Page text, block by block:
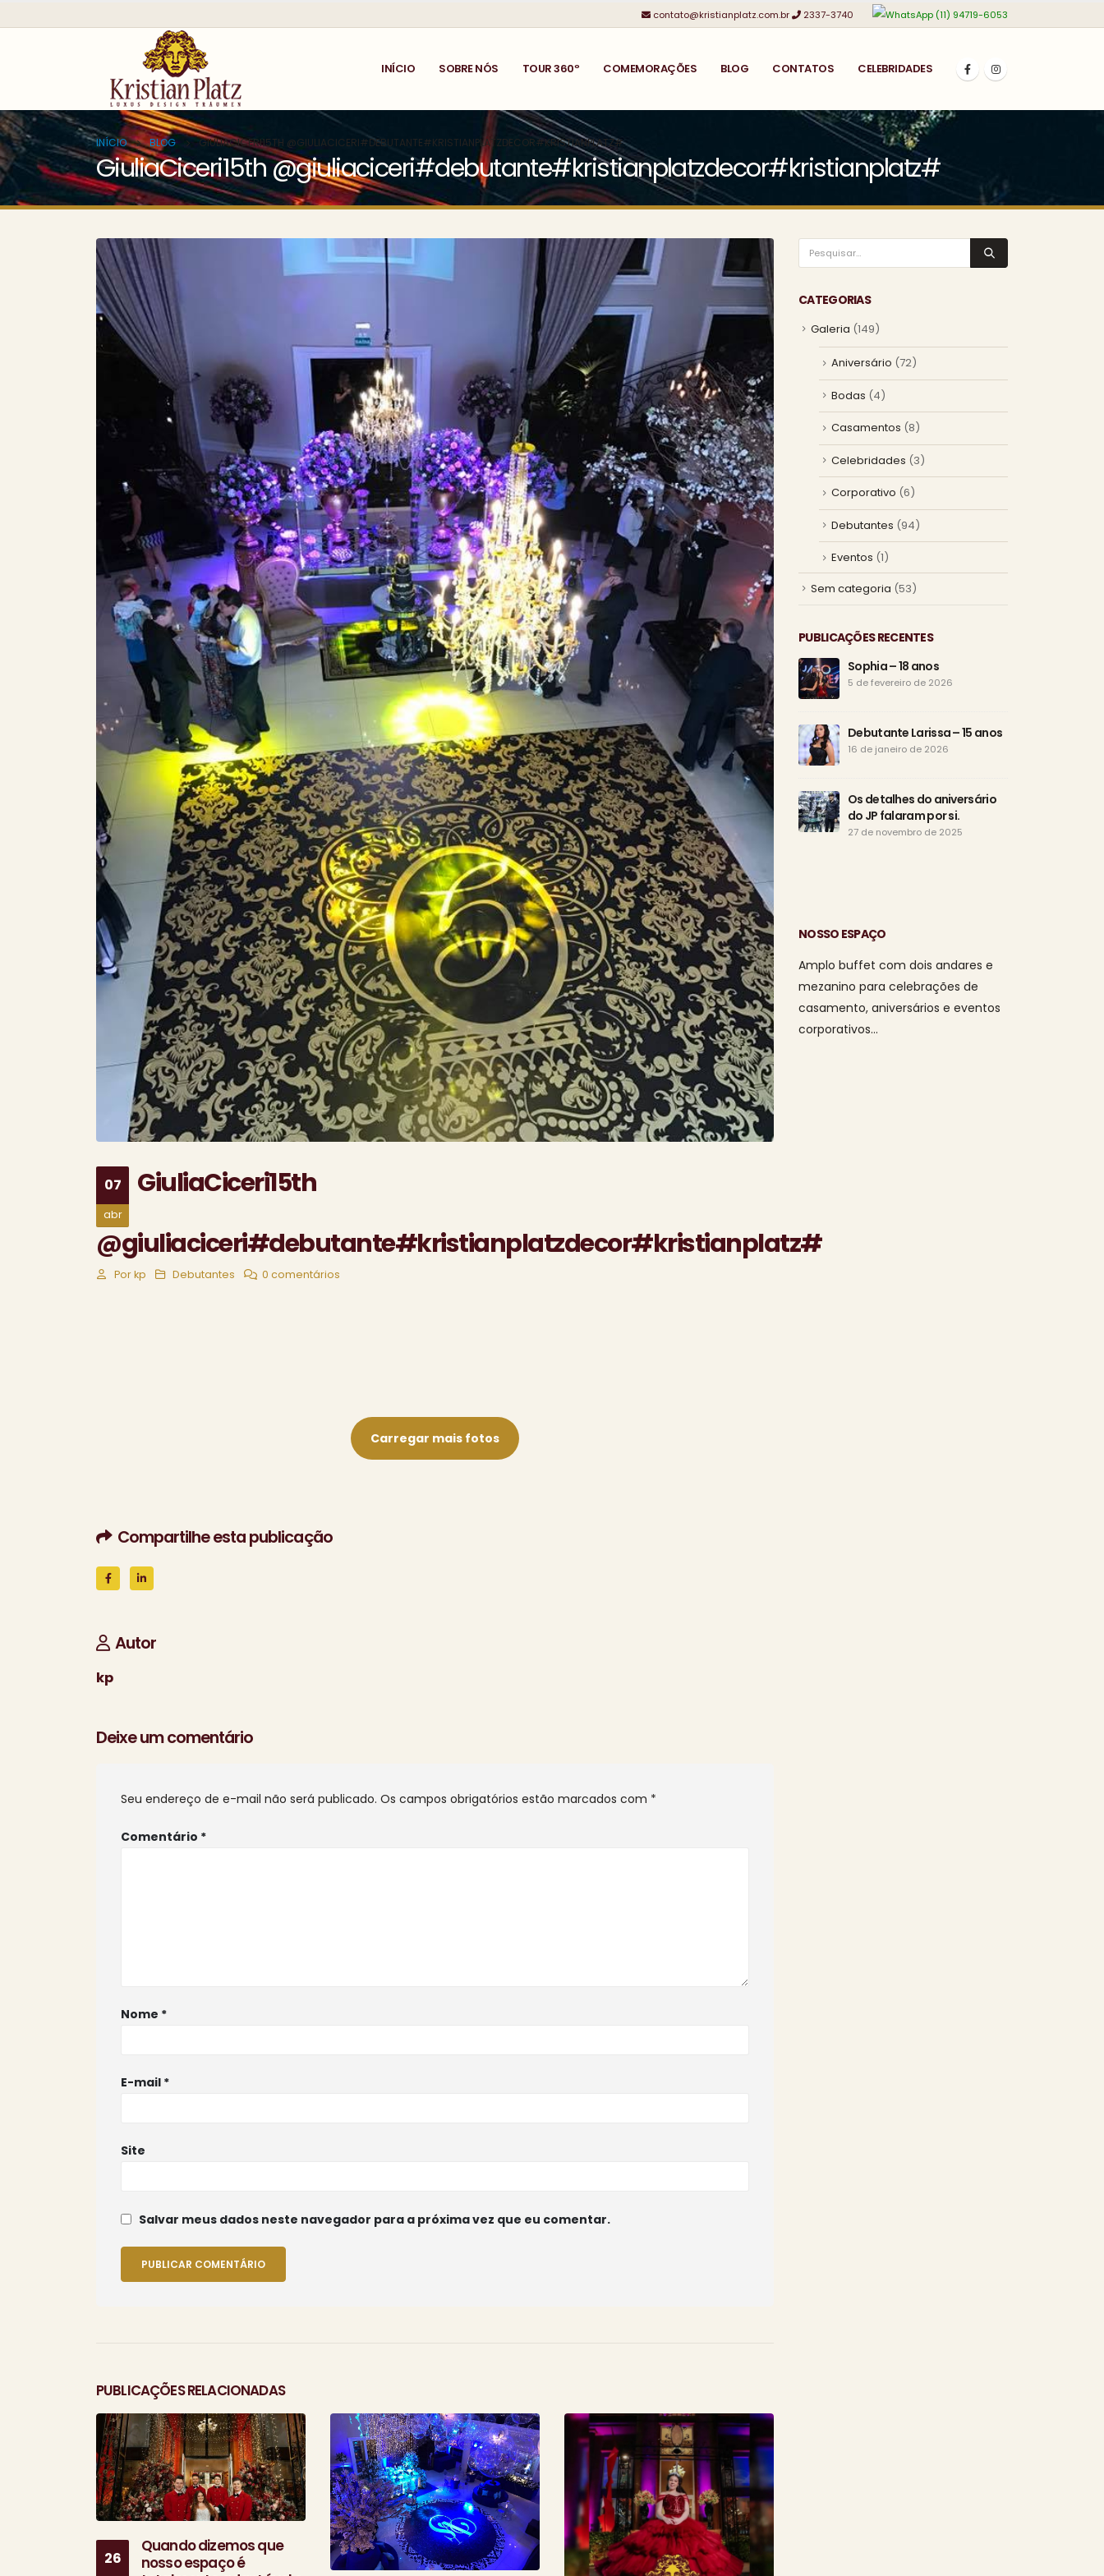
contato@kristianplatz.com.br 2337-3740 (11) 94719-6053
INÍCIO SOBRE NÓS TOUR 360º COMEMORAÇÕES BLOG CONTATOS CELEBRIDADES
INÍCIO BLOG GIULIACICERI15TH @GIULIACICERI#DEBUTANTE#KRISTIANPLATZDECOR#KRISTIANPLATZ#
GiuliaCiceri15th @giuliaciceri#debutante#kristianplatzdecor#kristianplatz#
07
abr
GiuliaCiceri15th
@giuliaciceri#debutante#kristianplatzdecor#kristianplatz#
Por kp Debutantes 0 comentários
Carregar mais fotos
Compartilhe esta publicação
Autor
kp
Deixe um comentário
Seu endereço de e-mail não será publicado. Os campos obrigatórios estão marcados com *
Comentário *
Nome *
E-mail *
Site
Salvar meus dados neste navegador para a próxima vez que eu comentar.
PUBLICAÇÕES RELACIONADAS
26
Quando dizemos que
nosso espaço é
CATEGORIAS
Galeria (149)
Aniversário (72)
Bodas (4)
Casamentos (8)
Celebridades (3)
Corporativo (6)
Debutantes (94)
Eventos (1)
Sem categoria (53)
PUBLICAÇÕES RECENTES
Sophia – 18 anos
5 de fevereiro de 2026
Debutante Larissa – 15 anos
16 de janeiro de 2026
Os detalhes do aniversário
do JP falaram por si.
27 de novembro de 2025
NOSSO ESPAÇO
Amplo buffet com dois andares e
mezanino para celebrações de
casamento, aniversários e eventos
corporativos…